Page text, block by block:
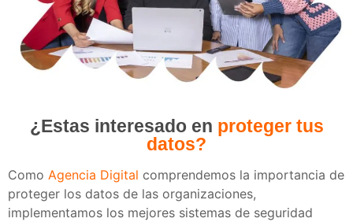
¿Estas interesado en proteger tus
datos?
Como Agencia Digital comprendemos la importancia de
proteger los datos de las organizaciones,
implementamos los mejores sistemas de seguridad